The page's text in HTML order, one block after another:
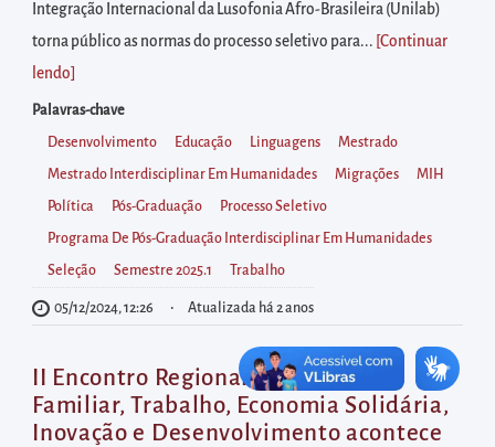
área
para
realizar
buscas
internas
Acessar
diretamente
as
informações
postas
rodapé
Integração Internacional da Lusofonia Afro-Brasileira (Unilab)
torna público as normas do processo seletivo para... [Continuar
lendo
Palavras-chave
Desenvolvimento Educação Linguagens Mestrado
Mestrado Interdisciplinar Em Humanidades Migrações MIH
Política Pós-Graduação Processo Seletivo
Programa De Pós-Graduação Interdisciplinar Em Humanidades
Seleção Semestre 2025.1 Trabalho
05/12/2024, 12:26 Atualizada há 2 anos
II Encontro Regional: Agricultura
Familiar, Trabalho, Economia Solidária,
Inovação e Desenvolvimento acontece